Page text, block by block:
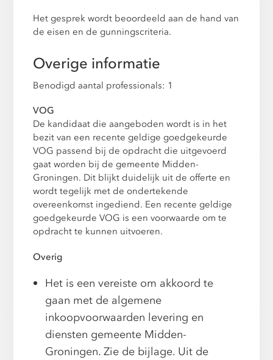
Het gesprek wordt beoordeeld aan de hand van
de eisen en de gunningscriteria.
Overige informatie
Benodigd aantal professionals: 1
VOG
De kandidaat die aangeboden wordt is in het
bezit van een recente geldige goedgekeurde
VOG passend bij de opdracht die uitgevoerd
gaat worden bij de gemeente Midden-
Groningen. Dit blijkt duidelijk uit de offerte en
wordt tegelijk met de ondertekende
overeenkomst ingediend. Een recente geldige
goedgekeurde VOG is een voorwaarde om te
opdracht te kunnen uitvoeren.
Overig
Het is een vereiste om akkoord te
gaan met de algemene
inkoopvoorwaarden levering en
diensten gemeente Midden-
Groningen. Zie de bijlage. Uit de